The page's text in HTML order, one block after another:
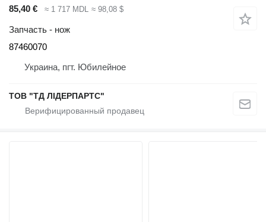
85,40 € ≈ 1 717 MDL ≈ 98,08 $
Запчасть - нож
87460070
Украина, пгт. Юбилейное
ТОВ "ТД ЛІДЕРПАРТС"